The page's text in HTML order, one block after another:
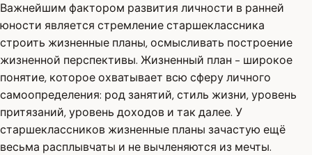
Важнейшим фактором развития личности в ранней
юности является стремление старшеклассника
строить жизненные планы, осмысливать построение
жизненной перспективы. Жизненный план - широкое
понятие, которое охватывает всю сферу личного
самоопределения: род занятий, стиль жизни, уровень
притязаний, уровень доходов и так далее. У
старшеклассников жизненные планы зачастую ещё
весьма расплывчаты и не вычленяются из мечты.